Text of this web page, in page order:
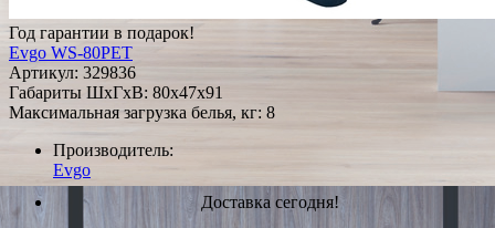
Год гарантии в подарок!
Evgo WS-80PET
Артикул: 329836
Габариты ШxГxВ: 80x47x91
Максимальная загрузка белья, кг: 8
Производитель:
Evgo
Доставка сегодня!